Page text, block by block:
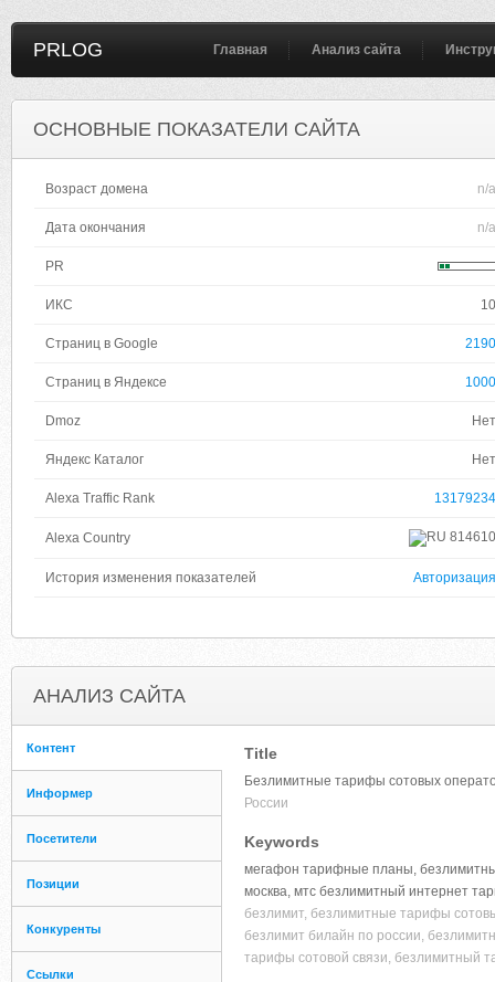
PRLOG Главная Анализ сайта
ОСНОВНЫЕ ПОКАЗАТЕЛИ САЙТА
Возраст домена n/a
Дата окончания n/a
PR
ИКС 10
Страниц в Google 2190
Страниц в Яндексе 1000
Dmoz Нет
Яндекс Каталог Нет
Alexa Traffic Rank 13179234
Alexa Country 814610
История изменения показателей Авторизация
АНАЛИЗ САЙТА
Контент
Информер
Посетители
Позиции
Конкуренты
Ссылки
Title
Безлимитные тарифы сотовых
России
Keywords
мегафон тарифные планы,
москва, мтс безлимитный интернет
безлимит, безлимитные тарифы
безлимит билайн по россии,
тарифы сотовой связи, безлимитный